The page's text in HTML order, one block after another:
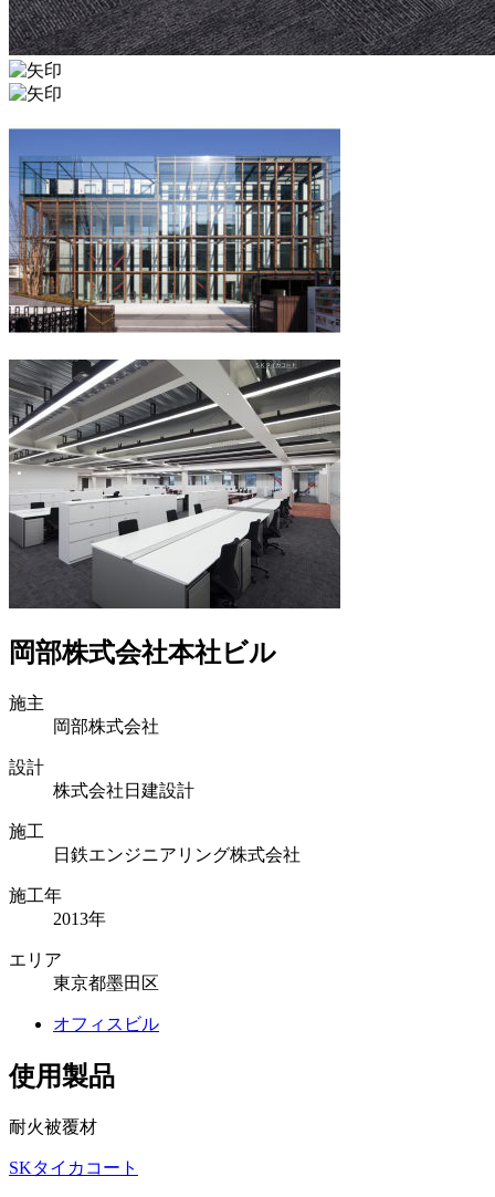
岡部株式会社本社ビル
施主
岡部株式会社
設計
株式会社日建設計
施工
日鉄エンジニアリング株式会社
施工年
2013年
エリア
東京都墨田区
オフィスビル
使用製品
耐火被覆材
SKタイカコート